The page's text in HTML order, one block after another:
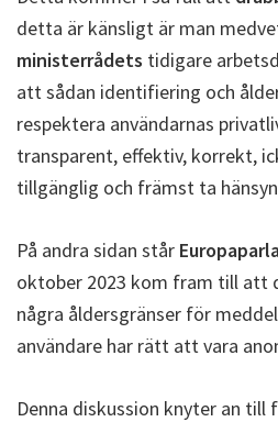
detta är känsligt är man
ministerrådets tidigare
att sådan identifiering och
respektera användarnas
transparent, effektiv, korrekt,
tillgänglig och främst ta
På andra sidan står
oktober 2023 kom fram till att
några åldersgränser för
användare har rätt att vara
Denna diskussion knyter an till